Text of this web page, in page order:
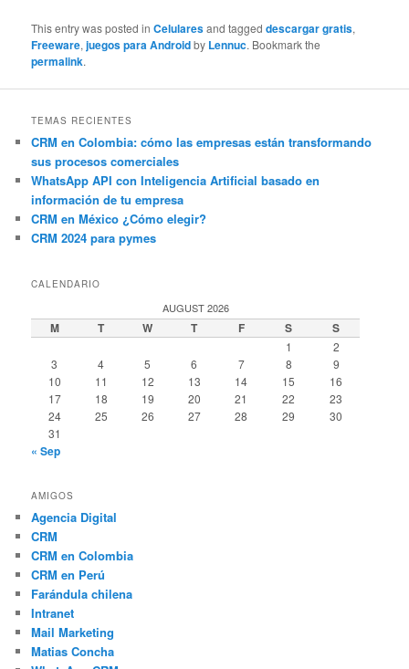
This entry was posted inCelularesand taggeddescargar gratis,
Freeware,juegos para Androidby Lennuc. Bookmark the
permalink.
TEMAS RECIENTES
CRM en Colombia: cómo las empresas están transformando
sus procesos comerciales
WhatsApp API con Inteligencia Artificial basado en
información de tu empresa
CRM en México ¿Cómo elegir?
CRM 2024 para pymes
CALENDARIO
AUGUST 2026
M T W T F S S
1
2
3
4 5 6 7 8
9
10
11 12 13 14 15
16
17
18 19 20 21 22
23
24
25 26 27 28 29
30
31
« Sep
AMIGOS
Agencia Digital
CRM
CRM en Colombia
CRM en Perú
Farándula chilena
Intranet
Mail Marketing
Matias Concha